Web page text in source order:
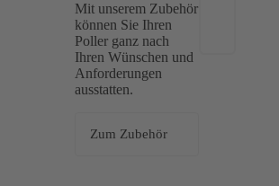
Mit unserem Zubehör
können Sie Ihren
Poller ganz nach
Ihren Wünschen und
Anforderungen
ausstatten.
Zum Zubehör